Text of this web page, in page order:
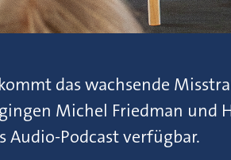
das wachsende
Michel Friedman und
Audio-Podcast verfügbar.